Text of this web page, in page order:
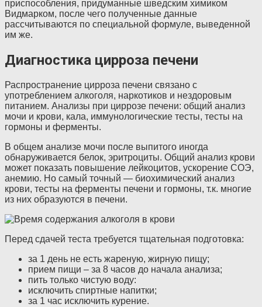
приспособления, придуманные шведским химиком
Видмарком, после чего полученные данные
рассчитываются по специальной формуле, выведенной
им же.
Диагностика цирроза печени
Распространение цирроза печени связано с
употреблением алкоголя, наркотиков и нездоровым
питанием. Анализы при циррозе печени: общий анализ
мочи и крови, кала, иммунологические тесты, тесты на
гормоны и ферменты.
В общем анализе мочи после выпитого иногда
обнаруживается белок, эритроциты. Общий анализ крови
может показать повышение лейкоцитов, ускорение СОЭ,
анемию. Но самый точный — биохимический анализ
крови, тесты на ферменты печени и гормоны, т.к. многие
из них образуются в печени.
Перед сдачей теста требуется тщательная подготовка:
за 1 день не есть жареную, жирную пищу;
прием пищи – за 8 часов до начала анализа;
пить только чистую воду:
исключить спиртные напитки;
за 1 час исключить курение.